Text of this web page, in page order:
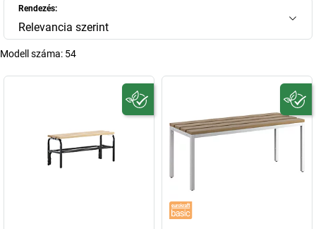
Rendezés:
Relevancia szerint
Modell száma: 54